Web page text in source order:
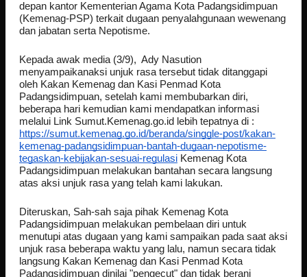
depan kantor Kementerian Agama Kota Padangsidimpuan
(Kemenag-PSP) terkait dugaan penyalahgunaan wewenang
dan jabatan serta Nepotisme.
Kepada awak media (3/9), Ady Nasution
menyampaikanaksi unjuk rasa tersebut tidak ditanggapi
oleh Kakan Kemenag dan Kasi Penmad Kota
Padangsidimpuan, setelah kami membubarkan diri,
beberapa hari kemudian kami mendapatkan informasi
melalui Link Sumut.Kemenag.go.id lebih tepatnya di :
https://sumut.kemenag.go.id/beranda/singgle-post/kakan-
kemenag-padangsidimpuan-bantah-dugaan-nepotisme-
tegaskan-kebijakan-sesuai-regulasi Kemenag Kota
Padangsidimpuan melakukan bantahan secara langsung
atas aksi unjuk rasa yang telah kami lakukan.
Diteruskan, Sah-sah saja pihak Kemenag Kota
Padangsidimpuan melakukan pembelaan diri untuk
menutupi atas dugaan yang kami sampaikan pada saat aksi
unjuk rasa beberapa waktu yang lalu, namun secara tidak
langsung Kakan Kemenag dan Kasi Penmad Kota
Padangsidimpuan dinilai "pengecut" dan tidak berani